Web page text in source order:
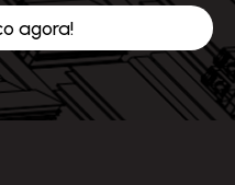
agora!